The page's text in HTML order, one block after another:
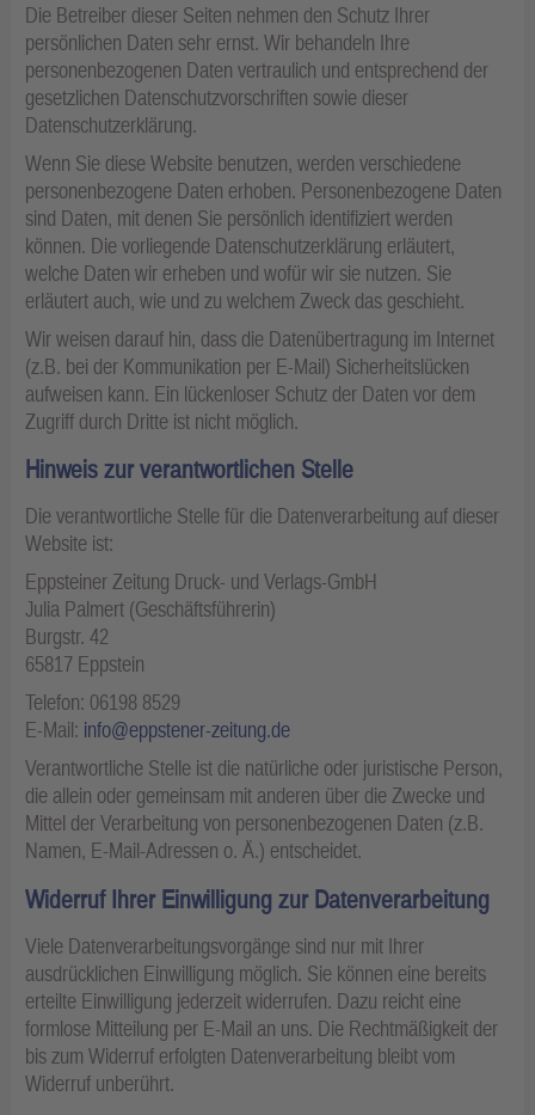
Die Betreiber dieser Seiten nehmen den Schutz Ihrer
persönlichen Daten sehr ernst. Wir behandeln Ihre
personenbezogenen Daten vertraulich und entsprechend der
gesetzlichen Datenschutzvorschriften sowie dieser
Datenschutzerklärung.
Wenn Sie diese Website benutzen, werden verschiedene
personenbezogene Daten erhoben. Personenbezogene Daten
sind Daten, mit denen Sie persönlich identifiziert werden
können. Die vorliegende Datenschutzerklärung erläutert,
welche Daten wir erheben und wofür wir sie nutzen. Sie
erläutert auch, wie und zu welchem Zweck das geschieht.
Wir weisen darauf hin, dass die Datenübertragung im Internet
(z.B. bei der Kommunikation per E-Mail) Sicherheitslücken
aufweisen kann. Ein lückenloser Schutz der Daten vor dem
Zugriff durch Dritte ist nicht möglich.
Hinweis zur verantwortlichen Stelle
Die verantwortliche Stelle für die Datenverarbeitung auf dieser
Website ist:
Eppsteiner Zeitung Druck- und Verlags-GmbH
Julia Palmert (Geschäftsführerin)
Burgstr. 42
65817 Eppstein
Telefon: 06198 8529
E-Mail: info@eppstener-zeitung.de
Verantwortliche Stelle ist die natürliche oder juristische Person,
die allein oder gemeinsam mit anderen über die Zwecke und
Mittel der Verarbeitung von personenbezogenen Daten (z.B.
Namen, E-Mail-Adressen o. Ä.) entscheidet.
Widerruf Ihrer Einwilligung zur Datenverarbeitung
Viele Datenverarbeitungsvorgänge sind nur mit Ihrer
ausdrücklichen Einwilligung möglich. Sie können eine bereits
erteilte Einwilligung jederzeit widerrufen. Dazu reicht eine
formlose Mitteilung per E-Mail an uns. Die Rechtmäßigkeit der
bis zum Widerruf erfolgten Datenverarbeitung bleibt vom
Widerruf unberührt.